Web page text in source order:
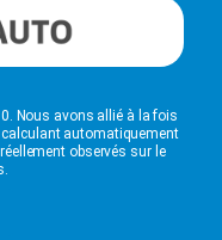
Nous avons allié à la fois
calculant automatiquement
observés sur le